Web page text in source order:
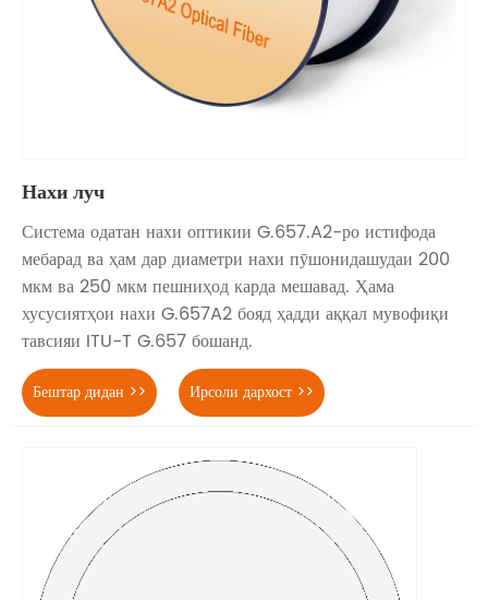
Нахи луч
Система одатан нахи оптикии G.657.A2-ро истифода
мебарад ва ҳам дар диаметри нахи пӯшонидашудаи 200
мкм ва 250 мкм пешниҳод карда мешавад. Ҳама
хусусиятҳои нахи G.657A2 бояд ҳадди аққал мувофиқи
тавсияи ITU-T G.657 бошанд.
Бештар дидан >> Ирсоли дархост >>